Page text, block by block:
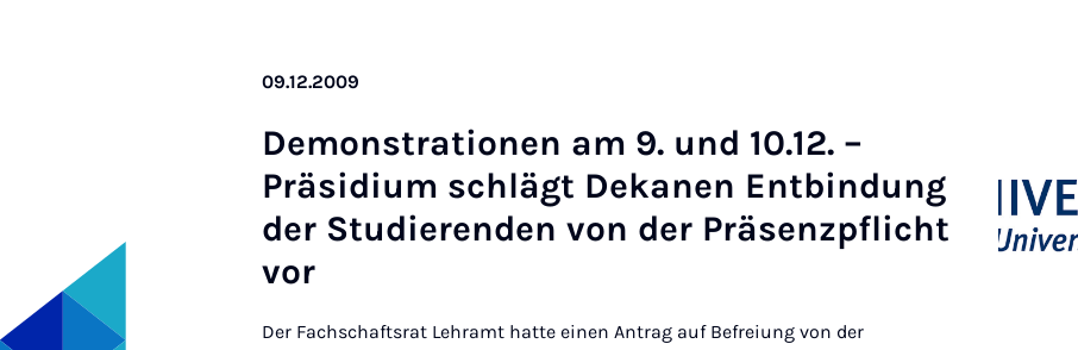
09.12.2009
Demon­stra­tion­en am 9. und 10.12. –
Präsidi­um schlägt Dekan­en Ent­bindung
der Stud­i­er­enden von der Präsen­zp­f­licht
vor
Der Fachschaftsrat Lehramt hatte einen Antrag auf Befreiung von der